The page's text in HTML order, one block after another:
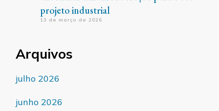
projeto industrial
13 de março de 2026
Arquivos
julho 2026
junho 2026